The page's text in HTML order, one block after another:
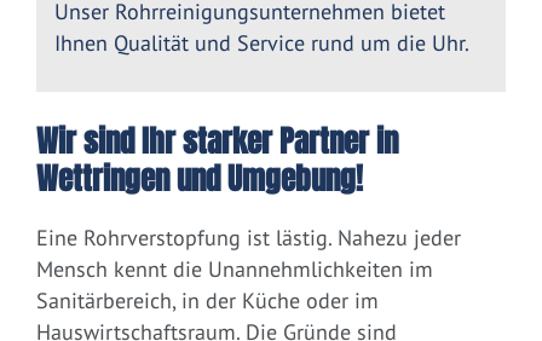
Unser Rohrreinigungsunternehmen bietet
Ihnen Qualität und Service rund um die Uhr.
Wir sind Ihr starker Partner in
Wettringen und Umgebung!
Eine Rohrverstopfung ist lästig. Nahezu jeder
Mensch kennt die Unannehmlichkeiten im
Sanitärbereich, in der Küche oder im
Hauswirtschaftsraum. Die Gründe sind